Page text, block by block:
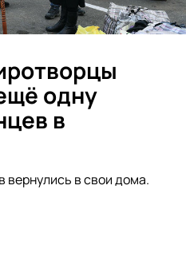
одну
в
вернулись в свои дома.